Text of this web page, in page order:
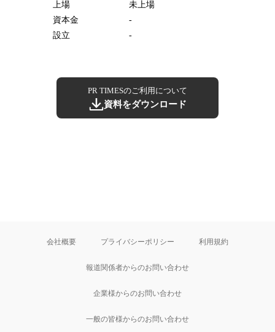
上場
未上場
資本金
-
設立
-
PR TIMESのご利用について
資料をダウンロード
会社概要 プライバシーポリシー 利用規約
報道関係者からのお問い合わせ
企業様からのお問い合わせ
一般の皆様からのお問い合わせ